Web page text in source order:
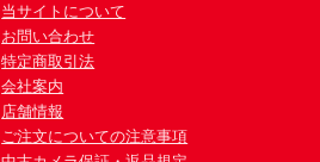
当サイトについて
お問い合わせ
特定商取引法
会社案内
店舗情報
ご注文についての注意事項